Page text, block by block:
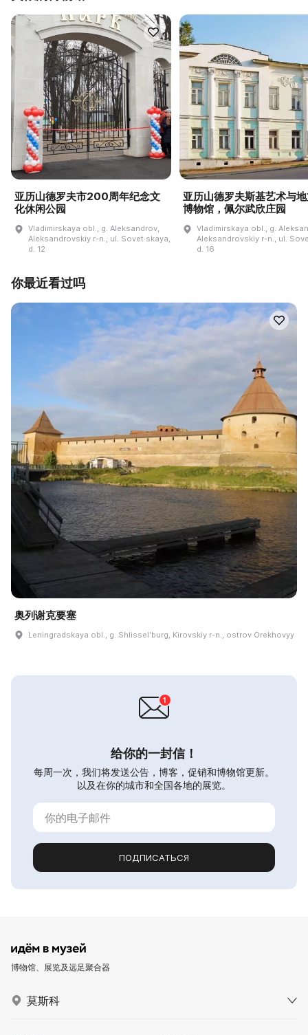
亚历山德罗夫市200周年纪念文
化休闲公园
Vladimirskaya obl., g. Aleksandrov,
Aleksandrovskiy r-n., ul. Sovet·skaya,
d. 12
亚历山德罗夫斯基艺术与
博物馆，佩尔武欣庄园
Vladimirskaya obl., g.
Aleksandrovskiy r-n., ul.
d. 16
你最近看过吗
奥列谢克要塞
Leningradskaya obl., g. Shlisselʹburg, Kirovskiy r-n., ostrov Orekhovyy
给你的一封信！
每周一次，我们将发送公告，博客，促销和博物馆更新。
以及在你的城市和全国各地的展览。
ПОДПИСАТЬСЯ
博物馆、展览及远足聚合器
莫斯科